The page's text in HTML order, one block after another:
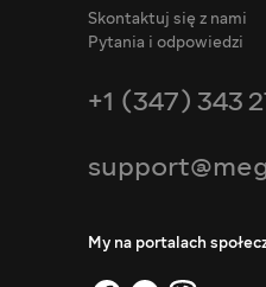
Skontaktuj się z nami
Pytania i odpowiedzi
+1 (347) 343
My na portalach